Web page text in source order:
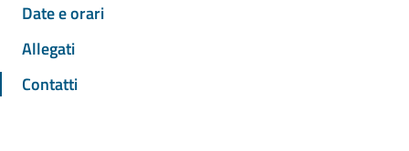
Date e orari
Allegati
Contatti